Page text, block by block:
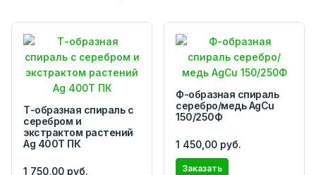
Т-образная спираль с
серебром и
экстрактом растений
Ag 400T ПК
1 750,00 руб.
Ф-образная спираль
серебро/медь AgCu
150/250Ф
1 450,00 руб.
Заказать